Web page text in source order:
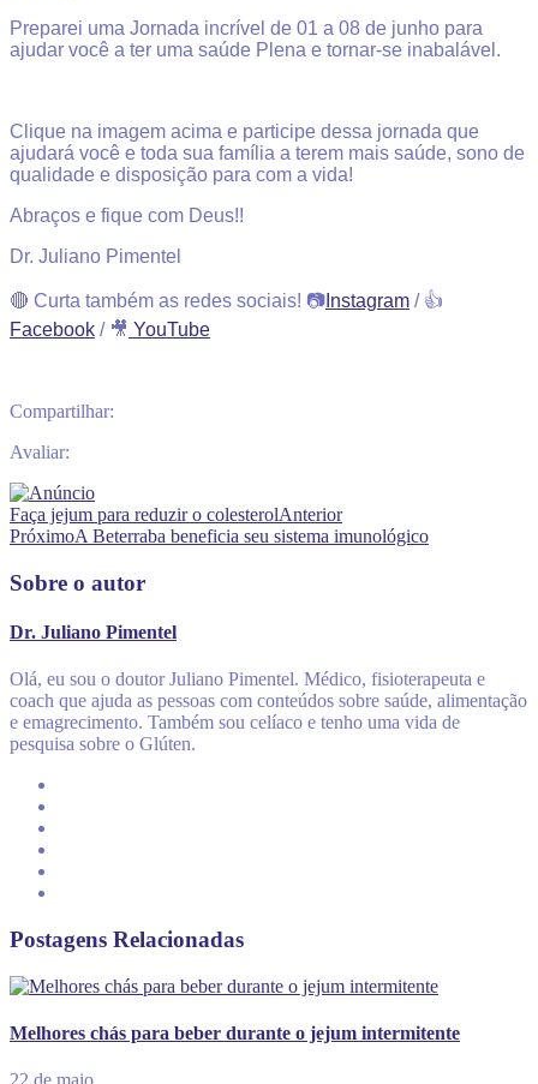
Preparei uma Jornada incrível de 01 a 08 de junho para
ajudar você a ter uma saúde Plena e tornar-se inabalável.
Clique na imagem acima e participe dessa jornada que
ajudará você e toda sua família a terem mais saúde, sono de
qualidade e disposição para com a vida!
Abraços e fique com Deus!!
Dr. Juliano Pimentel
🔴 Curta também as redes sociais! 📷 Instagram / 👍
Facebook / 🎥 YouTube
Compartilhar:
Avaliar:
Faça jejum para reduzir o colesterolAnterior
PróximoA Beterraba beneficia seu sistema imunológico
Sobre o autor
Dr. Juliano Pimentel
Olá, eu sou o doutor Juliano Pimentel. Médico, fisioterapeuta e
coach que ajuda as pessoas com conteúdos sobre saúde, alimentação
e emagrecimento. Também sou celíaco e tenho uma vida de
pesquisa sobre o Glúten.
Postagens Relacionadas
Melhores chás para beber durante o jejum intermitente